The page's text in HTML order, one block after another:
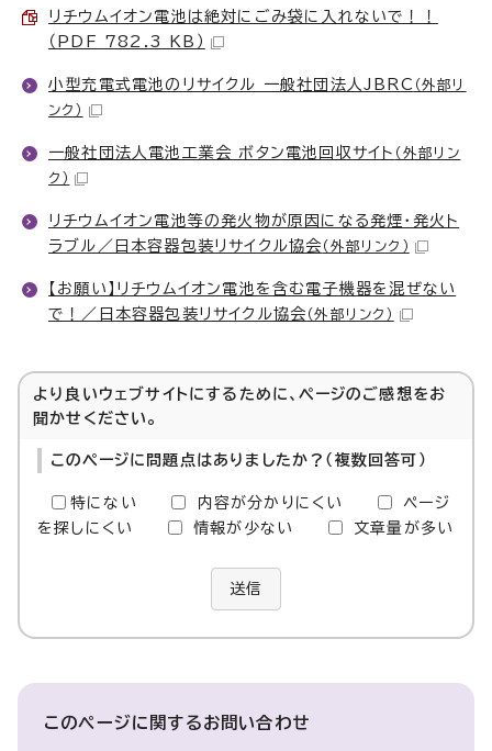
リチウムイオン電池は絶対にごみ袋に入れないで！！
（PDF 782.3 KB）
小型充電式電池のリサイクル 一般社団法人JBRC （外部リ
ンク）
一般社団法人電池工業会 ボタン電池回収サイト （外部リン
ク）
リチウムイオン電池等の発火物が原因になる発煙・発火ト
ラブル／日本容器包装リサイクル協会 （外部リンク）
【お願い】リチウムイオン電池を含む電子機器を混ぜない
で！／日本容器包装リサイクル協会 （外部リンク）
より良いウェブサイトにするために、ページのご感想をお
聞かせください。
このページに問題点はありましたか？（複数回答可）
特にない 内容が分かりにくい
ページ
を探しにくい
情報が少ない 文章量が多い
送信
このページに関するお問い合わせ